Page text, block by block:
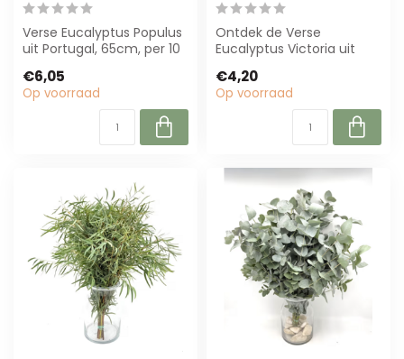
Verse Eucalyptus Populus
uit Portugal, 65cm, per 10
bloemist...
€6,05
Op voorraad
Ontdek de Verse
Eucalyptus Victoria uit
van 65 cm en pe...
€4,20
Op voorraad